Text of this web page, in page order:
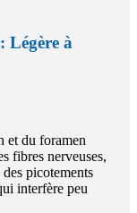
Légère à
et du foramen
fibres nerveuses,
picotements
interfère peu